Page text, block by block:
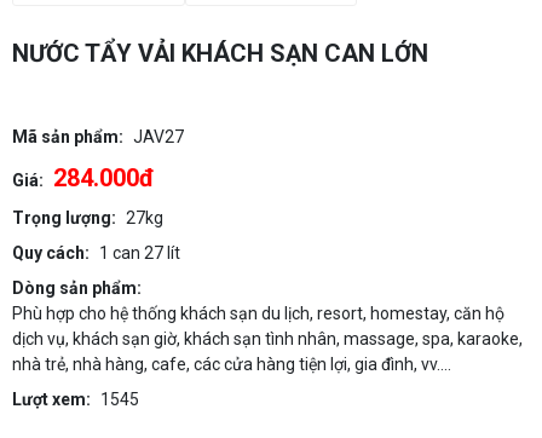
NƯỚC TẨY VẢI KHÁCH SẠN CAN LỚN
Mã sản phẩm: JAV27
Giá: 284.000đ
Trọng lượng: 27kg
Quy cách:
1 can 27 lít
Dòng sản phẩm:
Phù hợp cho hệ thống khách sạn du lịch, resort, homestay, căn hộ
dịch vụ, khách sạn giờ, khách sạn tình nhân, massage, spa, karaoke,
nhà trẻ, nhà hàng, cafe, các cửa hàng tiện lợi, gia đình, vv....
Lượt xem:
1545